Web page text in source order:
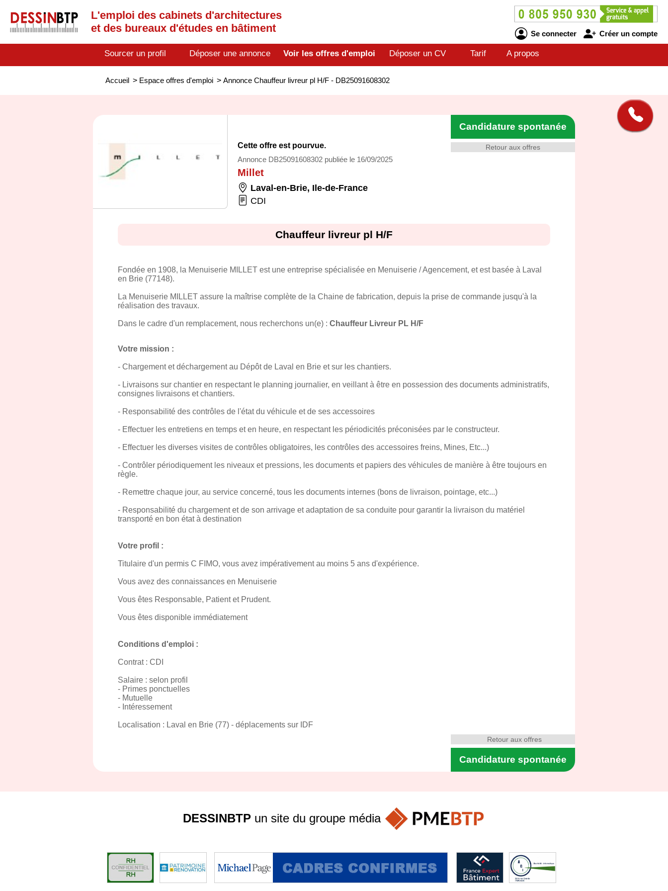
L'emploi des cabinets d'architectures
et des bureaux d'études en bâtiment
Se connecter Créer un compte
Sourcer un profil Déposer une annonce Voir les offres d'emploi Déposer un CV Tarif A propos
Accueil > Espace offres d'emploi > Annonce Chauffeur livreur pl H/F - DB25091608302
Retour aux offres
Candidature spontanée
Cette offre est pourvue.
Annonce DB25091608302 publiée le 16/09/2025
Millet
Laval-en-Brie, Ile-de-France
CDI
Chauffeur livreur pl H/F
Fondée en 1908, la Menuiserie MILLET est une entreprise spécialisée en Menuiserie / Agencement, et est basée à Laval
en Brie (77148).
La Menuiserie MILLET assure la maîtrise complète de la Chaine de fabrication, depuis la prise de commande jusqu'à la
réalisation des travaux.
Dans le cadre d'un remplacement, nous recherchons un(e) : Chauffeur Livreur PL H/F
Votre mission :
- Chargement et déchargement au Dépôt de Laval en Brie et sur les chantiers.
- Livraisons sur chantier en respectant le planning journalier, en veillant à être en possession des documents administratifs,
consignes livraisons et chantiers.
- Responsabilité des contrôles de l'état du véhicule et de ses accessoires
- Effectuer les entretiens en temps et en heure, en respectant les périodicités préconisées par le constructeur.
- Effectuer les diverses visites de contrôles obligatoires, les contrôles des accessoires freins, Mines, Etc...)
- Contrôler périodiquement les niveaux et pressions, les documents et papiers des véhicules de manière à être toujours en
règle.
- Remettre chaque jour, au service concerné, tous les documents internes (bons de livraison, pointage, etc...)
- Responsabilité du chargement et de son arrivage et adaptation de sa conduite pour garantir la livraison du matériel
transporté en bon état à destination
Votre profil :
Titulaire d'un permis C FIMO, vous avez impérativement au moins 5 ans d'expérience.
Vous avez des connaissances en Menuiserie
Vous êtes Responsable, Patient et Prudent.
Vous êtes disponible immédiatement
Conditions d'emploi :
Contrat : CDI
Salaire : selon profil
- Primes ponctuelles
- Mutuelle
- Intéressement
Localisation : Laval en Brie (77) - déplacements sur IDF
Candidature spontanée
Retour aux offres
DESSINBTP un site du groupe média